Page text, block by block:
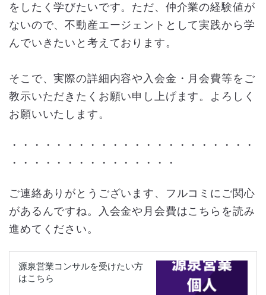
をしたく学びたいです。ただ、仲介業の経験値が
ないので、不動産エージェントとして実践から学
んでいきたいと考えております。
そこで、実際の詳細内容や入会金・月会費等をご
教示いただきたくお願い申し上げます。よろしく
お願いいたします。
・・・・・・・・・・・・・・・・・・・・・・
・・・・・・・・・・・・・・・
ご連絡ありがとうございます、フルコミにご関心
があるんですね。入会金や月会費はこちらを読み
進めてください。